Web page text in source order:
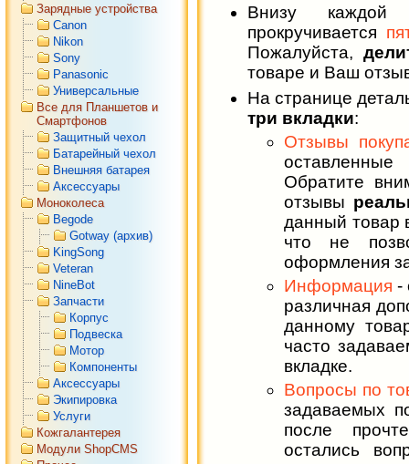
Зарядные устройства
Canon
Nikon
Sony
Panasonic
Универсальные
Все для Планшетов и
Смартфонов
Защитный чехол
Батарейный чехол
Внешняя батарея
Аксессуары
Моноколеса
Begode
Gotway (архив)
KingSong
Veteran
NineBot
Запчасти
Корпус
Подвеска
Мотор
Компоненты
Аксессуары
Экипировка
Услуги
Кожгалантерея
Модули ShopCMS
Внизу каждой
прокручивается
Пожалуйста,
товаре и Ваш
На странице
три вкладки:
Отзывы
Обратите
отзывы
данный товар
что не
оформления
Информация -
различная
данному
часто
вкладке.
Вопросы по
задаваемых
после
остались